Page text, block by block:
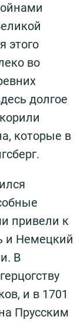
этого
во
долгое
которые в
привели к
и Немецкий
В
и в 1701
Прусским